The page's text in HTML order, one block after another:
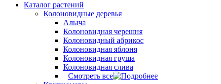
Каталог растений
Колоновидные деревья
Алыча
Колоновидная черешня
Колоновидный абрикос
Колоновидная яблоня
Колоновидная груша
Колоновидная слива
Смотреть все